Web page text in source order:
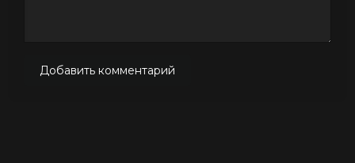
Добавить комментарий